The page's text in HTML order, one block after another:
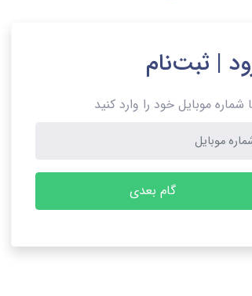
| ثبت‌نام
شماره موبایل خود را وارد کنید
گام بعدی